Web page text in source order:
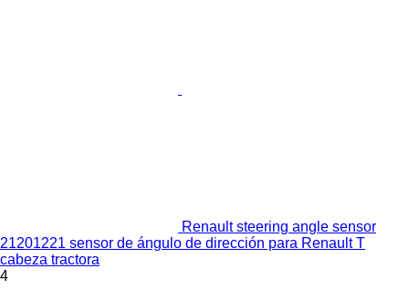
Renault steering angle sensor
21201221 sensor de ángulo de dirección para Renault T
cabeza tractora
4